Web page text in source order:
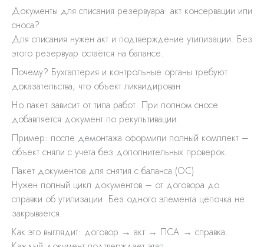
Документы для списания резервуара: акт консервации или
сноса?
Для списания нужен акт и подтверждение утилизации. Без
этого резервуар остаётся на балансе.
Почему? Бухгалтерия и контрольные органы требуют
доказательства, что объект ликвидирован.
Но пакет зависит от типа работ. При полном сносе
добавляется документ по рекультивации.
Пример: после демонтажа оформили полный комплект –
объект сняли с учета без дополнительных проверок.
Пакет документов для снятия с баланса (ОС)
Нужен полный цикл документов – от договора до
справки об утилизации. Без одного элемента цепочка не
закрывается.
Как это выглядит: договор → акт → ПСА → справка.